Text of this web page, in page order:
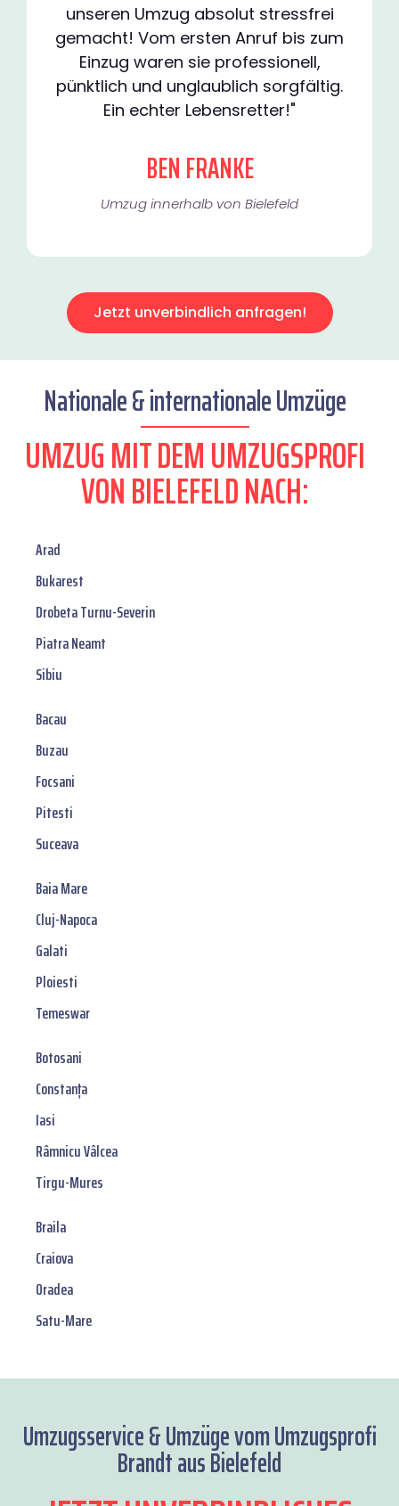
unseren Umzug absolut stressfrei
gemacht! Vom ersten Anruf bis zum
Einzug waren sie professionell,
pünktlich und unglaublich sorgfältig.
Ein echter Lebensretter!"
BEN FRANKE
Umzug innerhalb von Bielefeld​
Jetzt unverbindlich anfragen!
Nationale & internationale Umzüge
UMZUG MIT DEM UMZUGSPROFI
VON BIELEFELD NACH:
Arad
Bukarest
Drobeta Turnu-Severin
Piatra Neamt
Sibiu
Bacau
Buzau
Focsani
Pitesti
Suceava
Baia Mare
Cluj-Napoca
Galati
Ploiesti
Temeswar
Botosani
Constanța
Iasi
Râmnicu Vâlcea
Tirgu-Mures
Braila
Craiova
Oradea
Satu-Mare
Umzugsservice & Umzüge vom Umzugsprofi
Brandt aus Bielefeld